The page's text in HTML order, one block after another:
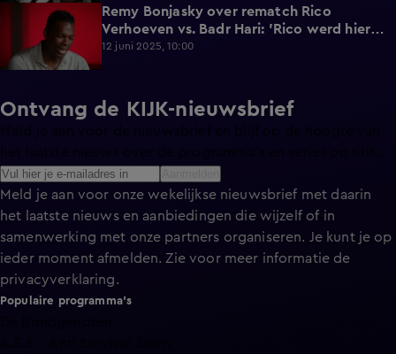
Remy Bonjasky over rematch Rico
Verhoeven vs. Badr Hari: 'Rico werd hier
beter van'
12 juni 2025, 10:00
Ontvang de KIJK-nieuwsbrief
Meld je aan voor onze wekelijkse nieuwsbrief met daarin
het laatste nieuws en aanbiedingen die wijzelf of in
samenwerking met onze partners organiseren. Je kunt je op
ieder moment afmelden. Zie voor meer informatie de
privacyverklaring.
Populaire programma's